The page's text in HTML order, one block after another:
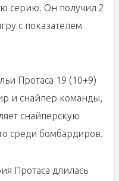
серию. Он получил 2
с показателем
Протаса 19 (10+9)
и снайпер команды,
снайперскую
среди бомбардиров.
Протаса длилась